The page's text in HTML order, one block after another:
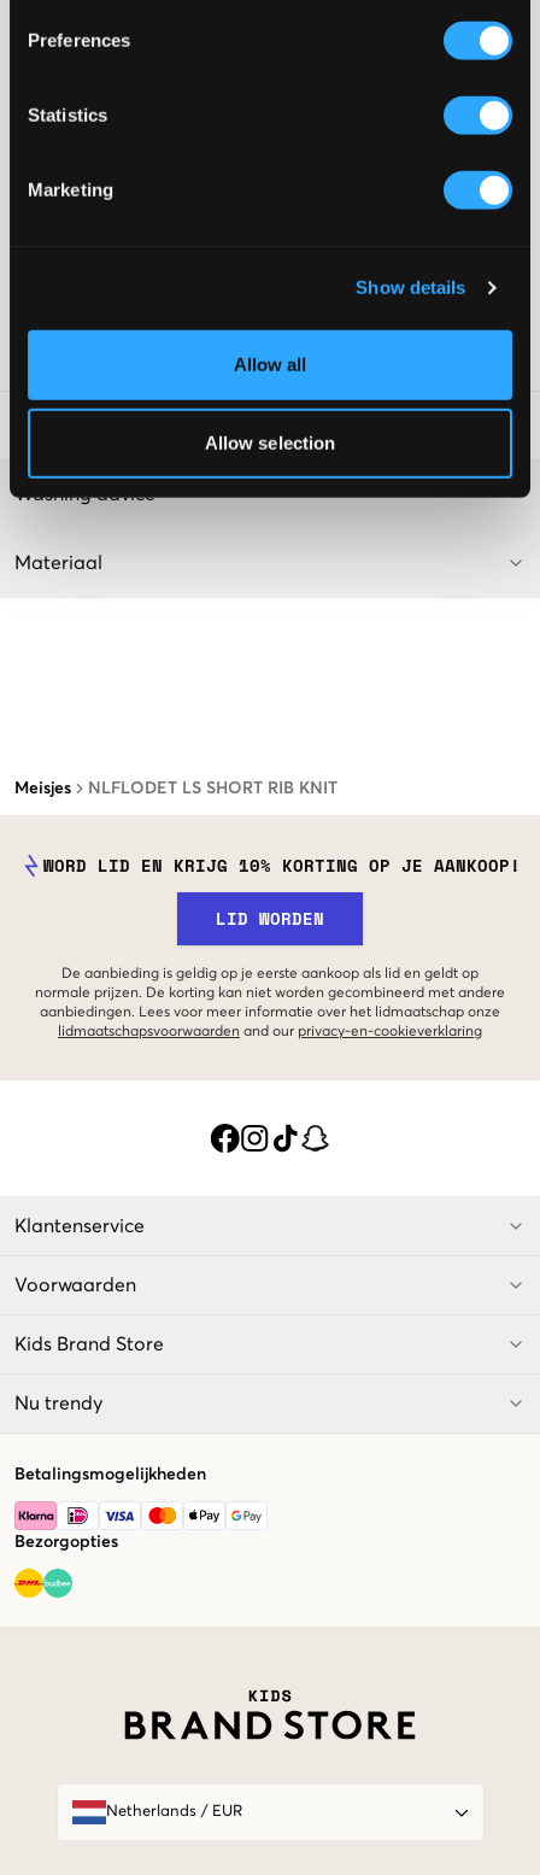
Preferences
Statistics
Marketing
Show details
Allow all
Allow selection
Meisjes NLFLODET LS SHORT RIB KNIT
mouwuiteinden en de onderzoom voor een fijne pasvorm. De
trui heeft een eenvoudig ontwerp, waardoor hij gemakkelijk te
veelzijdige keuze maakt voor je garderobe.
Ronde halslijn
Washing advice
Materiaal
WORD LID EN KRIJG 10% KORTING OP JE AANKOOP!
LID WORDEN
De aanbieding is geldig op je eerste aankoop als lid en geldt op
normale prijzen. De korting kan niet worden gecombineerd met andere
aanbiedingen. Lees voor meer informatie over het lidmaatschap onze
lidmaatschapsvoorwaarden and our privacy-en-cookieverklaring
Klantenservice
Voorwaarden
Kids Brand Store
Nu trendy
Betalingsmogelijkheden
Bezorgopties
Netherlands/ EUR